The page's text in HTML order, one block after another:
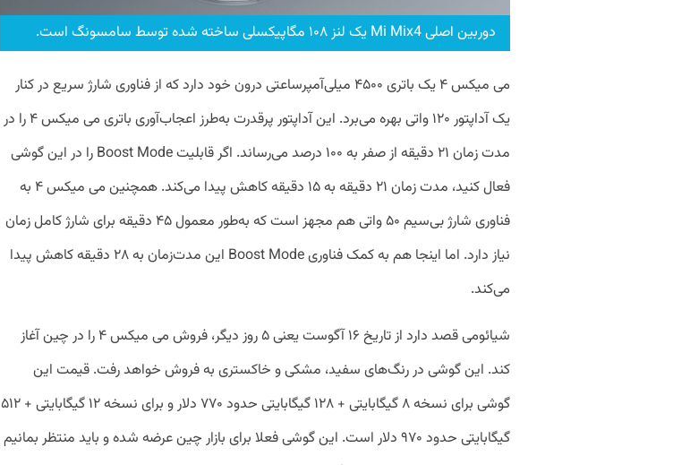
دوربین اصلی Mi Mix4 یک لنز ۱۰۸ مگاپیکسلی ساخته شده توسط سامسونگ است.
می میکس ۴ یک باتری ۴۵۰۰ میلی‌آمپر‌ساعتی درون خود دارد که از فناوری شارژ سریع در کنار
یک آداپتور ۱۲۰ واتی بهره می‌برد. این آداپتور پرقدرت به‌طرز اعجاب‌آوری باتری می میکس ۴ را در
مدت زمان ۲۱ دقیقه از صفر به ۱۰۰ درصد می‌رساند. اگر قابلیت Boost Mode را در این گوشی
فعال کنید، مدت زمان ۲۱ دقیقه به ۱۵ دقیقه کاهش پیدا می‌کند. همچنین می میکس ۴ به
فناوری شارژ بی‌سیم ۵۰ واتی هم مجهز است که به‌طور معمول ۴۵ دقیقه برای شارژ کامل زمان
نیاز دارد. اما اینجا هم به کمک فناوری Boost Mode این مدت‌زمان به ۲۸ دقیقه کاهش پیدا
می‌کند.
شیائومی قصد دارد از تاریخ ۱۶ آگوست یعنی ۵ روز دیگر، فروش می میکس ۴ را در چین آغاز
کند. این گوشی در رنگ‌های سفید، مشکی و خاکستری به فروش خواهد رفت. قیمت این
گوشی برای نسخه ۸ گیگابایتی + ۱۲۸ گیگابایتی حدود ۷۷۰ دلار و برای نسخه ۱۲ گیگابایتی + ۵۱۲
گیگابایتی حدود ۹۷۰ دلار است. این گوشی فعلا برای بازار چین عرضه شده و باید منتظر بمانیم